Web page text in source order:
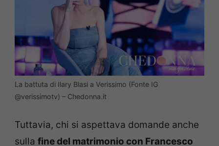
La battuta di Ilary Blasi a Verissimo (Fonte IG
@verissimotv) – Chedonna.it
Tuttavia, chi si aspettava domande anche
sulla fine del matrimonio con Francesco